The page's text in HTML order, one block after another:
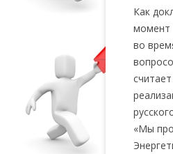
Как
момент
во
«Мы